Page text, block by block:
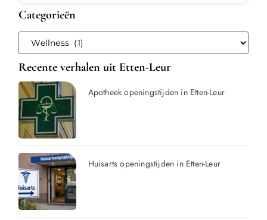
Categorieën
Recente verhalen uit Etten-Leur
Apotheek openingstijden in Etten-Leur
Huisarts openingstijden in Etten-Leur